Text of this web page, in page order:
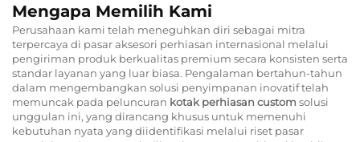
Mengapa Memilih Kami
Perusahaan kami telah meneguhkan diri sebagai mitra
terpercaya di pasar aksesori perhiasan internasional melalui
pengiriman produk berkualitas premium secara konsisten serta
standar layanan yang luar biasa. Pengalaman bertahun-tahun
dalam mengembangkan solusi penyimpanan inovatif telah
memuncak pada peluncuran kotak perhiasan custom solusi
unggulan ini, yang dirancang khusus untuk memenuhi
kebutuhan nyata yang diidentifikasi melalui riset pasar